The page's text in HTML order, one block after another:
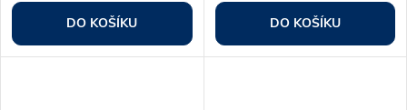
DO KOŠÍKU DO KOŠÍKU